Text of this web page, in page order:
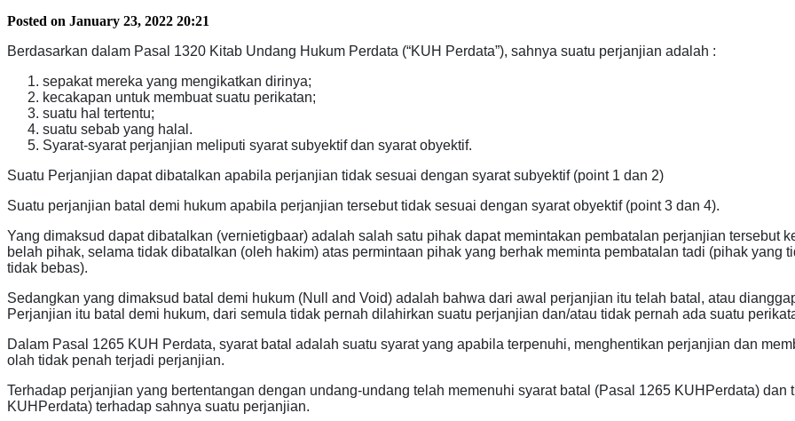
Posted on January 23, 2022 20:21
Berdasarkan dalam Pasal 1320 Kitab Undang Hukum Perdata (“KUH Perdata”), sahnya suatu perjanjian adalah :
sepakat mereka yang mengikatkan dirinya;
kecakapan untuk membuat suatu perikatan;
suatu hal tertentu;
suatu sebab yang halal.
Syarat-syarat perjanjian meliputi syarat subyektif dan syarat obyektif.
Suatu Perjanjian dapat dibatalkan apabila perjanjian tidak sesuai dengan syarat subyektif (point 1 dan 2)
Suatu perjanjian batal demi hukum apabila perjanjian tersebut tidak sesuai dengan syarat obyektif (point 3 dan 4).
Yang dimaksud dapat dibatalkan (vernietigbaar) adalah salah satu pihak dapat memintakan pembatalan perjanjian tersebut
belah pihak, selama tidak dibatalkan (oleh hakim) atas permintaan pihak yang berhak meminta pembatalan tadi (pihak yang
tidak bebas).
Sedangkan yang dimaksud batal demi hukum (Null and Void) adalah bahwa dari awal perjanjian itu telah batal, atau
Perjanjian itu batal demi hukum, dari semula tidak pernah dilahirkan suatu perjanjian dan/atau tidak pernah ada suatu
Dalam Pasal 1265 KUH Perdata, syarat batal adalah suatu syarat yang apabila terpenuhi, menghentikan perjanjian dan
olah tidak penah terjadi perjanjian.
Terhadap perjanjian yang bertentangan dengan undang-undang telah memenuhi syarat batal (Pasal 1265 KUHPerdata)
KUHPerdata) terhadap sahnya suatu perjanjian.